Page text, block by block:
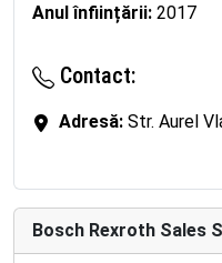
Anul înființării: 2017
Contact:
Adresă: Str. Aurel
Bosch Rexroth Sales